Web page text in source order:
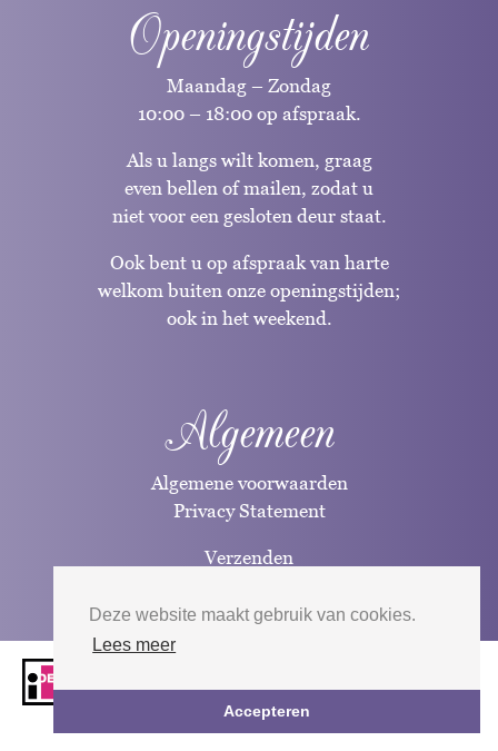
Deze website maakt gebruik van cookies.
Lees meer
Accepteren
Openingstijden
Maandag – Zondag
10:00 – 18:00 op afspraak.
Als u langs wilt komen, graag
even bellen of mailen, zodat u
niet voor een gesloten deur staat.
Ook bent u op afspraak van harte
welkom buiten onze openingstijden;
ook in het weekend.
Algemeen
Algemene voorwaarden
Privacy Statement
Verzenden